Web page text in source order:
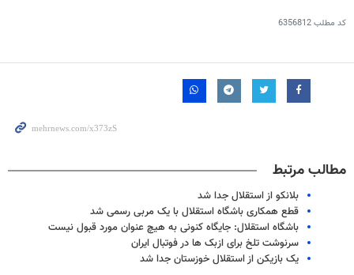
کد مطلب6356812
مطالب مرتبط
بلانکو از استقلال جدا شد
قطع همکاری باشگاه استقلال با یک مربی رسمی شد
باشگاه استقلال: جایگاه کنونی به هیچ عنوان مورد قبول نیست
سرنوشت تلخ برای ازبک ها در فوتبال ایران
یک بازیکن از استقلال خوزستان جدا شد